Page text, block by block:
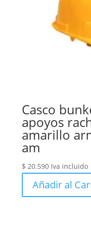
Casco
apoyos
amarillo
am
$ 20.590 Iva incluido
Añadir al